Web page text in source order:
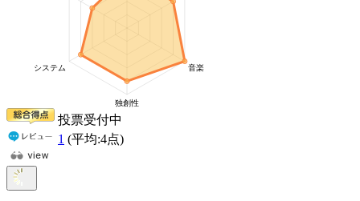
投票受付中
1 (平均:4点)